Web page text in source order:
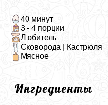
40 минут
3 - 4 порции
Любитель
Сковорода | Кастрюля
Мясное
Ингредиенты